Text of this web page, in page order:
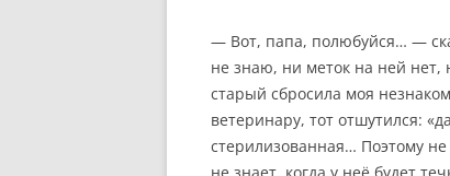
— Вот, папа, полюбуйся… —
не знаю, ни меток на ней
старый сбросила моя
ветеринару, тот отшутился:
стерилизованная… Поэтому